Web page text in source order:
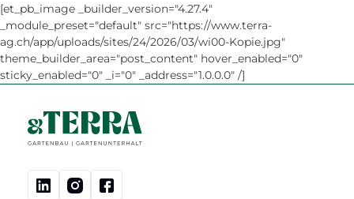
[et_pb_image _builder_version="4.27.4"
_module_preset="default" src="https://www.terra-
ag.ch/app/uploads/sites/24/2026/03/wi00-Kopie.jpg"
theme_builder_area="post_content" hover_enabled="0"
sticky_enabled="0" _i="0" _address="1.0.0.0" /]